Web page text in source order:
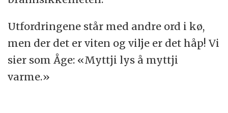
Utfordringene står med andre ord i kø,
men der det er viten og vilje er det håp! Vi
sier som Åge: «Myttji lys å myttji
varme.»